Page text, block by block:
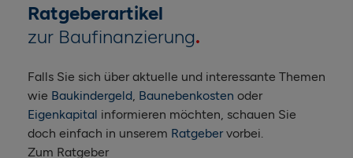
Ratgeberartikel
zur Baufinanzierung
Falls Sie sich über aktuelle und interessante Themen
wie Baukindergeld, Baunebenkosten oder
Eigenkapital informieren möchten, schauen Sie
doch einfach in unserem Ratgebervorbei.
Zum Ratgeber